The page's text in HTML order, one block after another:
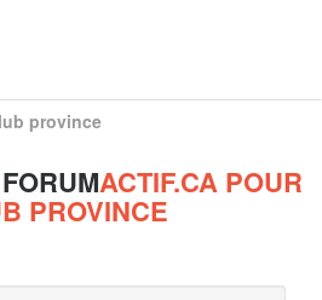
province
FORUMACTIF.CA POUR
PROVINCE